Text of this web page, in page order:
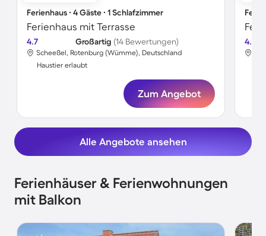
Ferienhaus ∙ 4 Gäste ∙ 1 Schlafzimmer
Ferienhaus mit Terrasse
4.7 Großartig (14 Bewertungen)
Scheeßel, Rotenburg (Wümme), Deutschland
Haustier erlaubt
Zum Angebot
4.8
Alle Angebote ansehen
Ferienhäuser & Ferienwohnungen
mit Balkon